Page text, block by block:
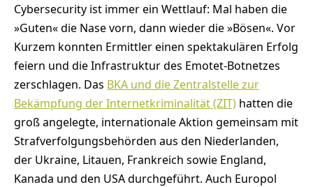
Cybersecurity ist immer ein Wettlauf: Mal haben die
»Guten« die Nase vorn, dann wieder die »Bösen«. Vor
Kurzem konnten Ermittler einen spektakulären Erfolg
feiern und die Infrastruktur des Emotet-Botnetzes
zerschlagen. Das BKA und die Zentralstelle zur
Bekämpfung der Internetkriminalität (ZIT) hatten die
groß angelegte, internationale Aktion gemeinsam mit
Strafverfolgungsbehörden aus den Niederlanden,
der Ukraine, Litauen, Frankreich sowie England,
Kanada und den USA durchgeführt. Auch Europol